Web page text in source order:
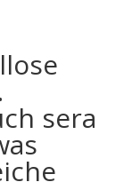
sera